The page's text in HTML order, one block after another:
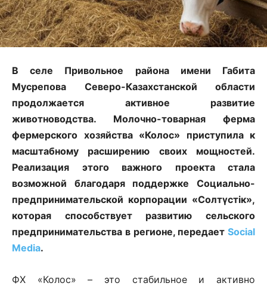
В селе Привольное района имени Габита
Мусрепова Северо-Казахстанской области
продолжается активное развитие
животноводства. Молочно-товарная ферма
фермерского хозяйства «Колос» приступила к
масштабному расширению своих мощностей.
Реализация этого важного проекта стала
возможной благодаря поддержке Социально-
предпринимательской корпорации «Солтүстік»,
которая способствует развитию сельского
предпринимательства в регионе, передает Social
Media.
ФХ «Колос» – это стабильное и активно